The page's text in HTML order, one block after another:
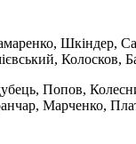
Шкіндер,
Колосков,
Попов,
Марченко,